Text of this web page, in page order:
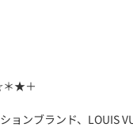
★＋
ンブランド、LOUIS